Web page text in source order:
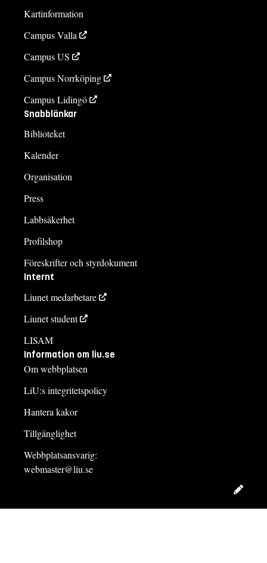
Kartinformation
Campus Valla
Campus US
Campus Norrköping
Campus Lidingö
Snabblänkar
Biblioteket
Kalender
Organisation
Press
Labbsäkerhet
Profilshop
Föreskrifter och styrdokument
Internt
Liunet medarbetare
Liunet student
LISAM
Information om liu.se
Om webbplatsen
LiU:s integritetspolicy
Hantera kakor
Tillgänglighet
Webbplatsansvarig:
webmaster@liu.se